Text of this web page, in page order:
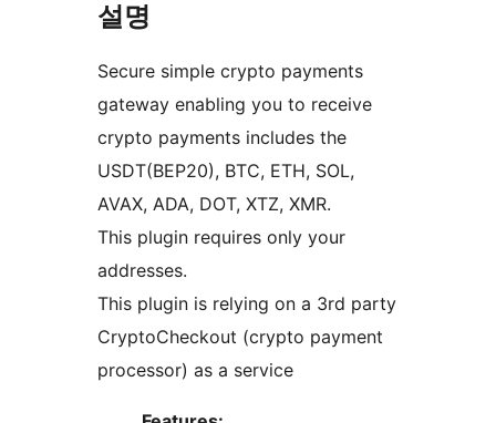
설명
Secure simple crypto payments
gateway enabling you to receive
crypto payments includes the
USDT(BEP20), BTC, ETH, SOL,
AVAX, ADA, DOT, XTZ, XMR.
This plugin requires only your
addresses.
This plugin is relying on a 3rd party
CryptoCheckout (crypto payment
processor) as a service